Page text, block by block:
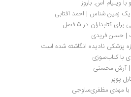
ویلیام اس. باروز
زمین شناس | احمد آفتابی
کتابداران در 5 فصل
| حسن فریدی
پزشکی نادیده انگاشته شده است
| آرش محسنی
پوپر
با مهدی مظفری‌ساوجی